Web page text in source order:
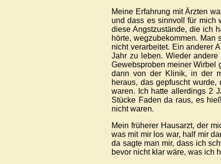
Meine Erfahrung mit Ärzten
und dass es sinnvoll für mich
diese Angstzustände, die ich
hörte, wegzubekommen. Man
nicht verarbeitet. Ein anderer
Jahr zu leben. Wieder
Gewebsproben meiner Wirbel
dann von der Klinik, in der
heraus, das gepfuscht
waren. Ich hatte allerdings 2
Stücke Faden da raus, es
nicht waren.
Mein früherer Hausarzt, der
was mit mir los war, half mir
da sagte man mir, dass ich
bevor nicht klar wäre, was ich